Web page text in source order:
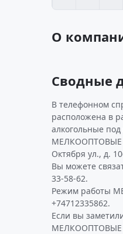
О
Сводные
В телефонном
расположена в
алкогольные
МЕЛКООПТОВЫЕ
Октября ул., д.
Вы можете
33-58-62.
Режим работы
+74712335862.
Если вы
МЕЛКООПТОВЫЕ